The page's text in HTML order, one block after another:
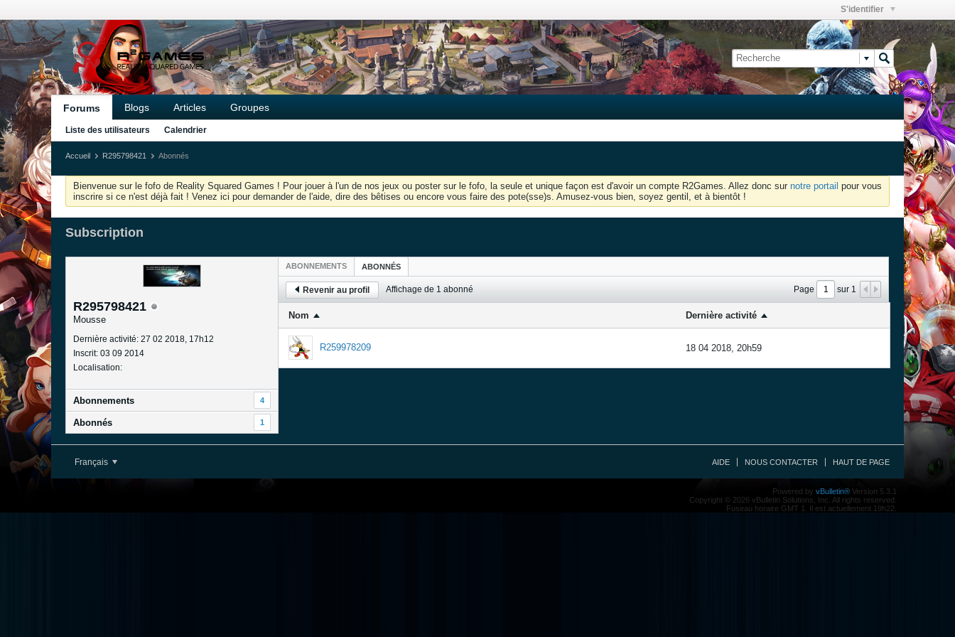
S'identifier
Forums Blogs Articles Groupes
Liste des utilisateurs Calendrier
Accueil R295798421 Abonnés
Bienvenue sur le fofo de Reality Squared Games ! Pour jouer à l'un de nos jeux ou poster sur le fofo, la seule et unique façon est d'avoir un compte R2Games. Allez donc sur notre portail pour vous
inscrire si ce n'est déjà fait ! Venez ici pour demander de l'aide, dire des bêtises ou encore vous faire des pote(sse)s. Amusez-vous bien, soyez gentil, et à bientôt !
Subscription
R295798421
Mousse
Dernière activité: 27 02 2018, 17h12
Inscrit: 03 09 2014
Localisation:
Abonnements 4
Abonnés 1
ABONNEMENTS ABONNÉS
Revenir au profil Affichage de 1 abonné Page sur 1
Nom Dernière activité
R259978209 18 04 2018, 20h59
Français AIDE NOUS CONTACTER HAUT DE PAGE
Powered by vBulletin® Version 5.3.1
Copyright © 2026 vBulletin Solutions, Inc. All rights reserved.
Fuseau horaire GMT 1. Il est actuellement 19h22.